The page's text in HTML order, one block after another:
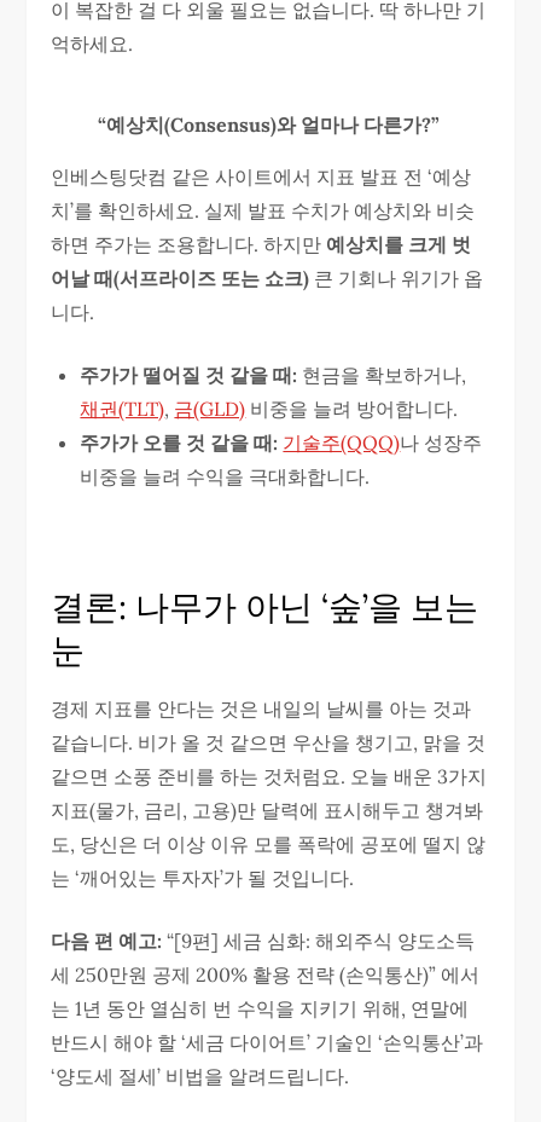
이 복잡한 걸 다 외울 필요는 없습니다. 딱 하나만 기
억하세요.
“예상치(Consensus)와 얼마나 다른가?”
인베스팅닷컴 같은 사이트에서 지표 발표 전 ‘예상
치’를 확인하세요. 실제 발표 수치가 예상치와 비슷
하면 주가는 조용합니다. 하지만 예상치를 크게 벗
어날 때(서프라이즈 또는 쇼크) 큰 기회나 위기가 옵
니다.
주가가 떨어질 것 같을 때: 현금을 확보하거나,
채권(TLT), 금(GLD) 비중을 늘려 방어합니다.
주가가 오를 것 같을 때: 기술주(QQQ)나 성장주
비중을 늘려 수익을 극대화합니다.
결론: 나무가 아닌 ‘숲’을 보는
눈
경제 지표를 안다는 것은 내일의 날씨를 아는 것과
같습니다. 비가 올 것 같으면 우산을 챙기고, 맑을 것
같으면 소풍 준비를 하는 것처럼요. 오늘 배운 3가지
지표(물가, 금리, 고용)만 달력에 표시해두고 챙겨봐
도, 당신은 더 이상 이유 모를 폭락에 공포에 떨지 않
는 ‘깨어있는 투자자’가 될 것입니다.
다음 편 예고: “[9편] 세금 심화: 해외주식 양도소득
세 250만원 공제 200% 활용 전략 (손익통산)” 에서
는 1년 동안 열심히 번 수익을 지키기 위해, 연말에
반드시 해야 할 ‘세금 다이어트’ 기술인 ‘손익통산’과
‘양도세 절세’ 비법을 알려드립니다.